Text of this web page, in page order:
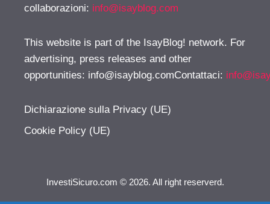
collaborazioni: info@isayblog.com
This website is part of the IsayBlog! network. For
advertising, press releases and other
opportunities: info@isayblog.comContattaci:
Dichiarazione sulla Privacy (UE)
Cookie Policy (UE)
InvestiSicuro.com © 2026. All right reserverd.